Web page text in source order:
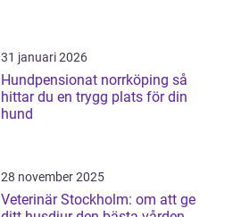
31 januari 2026
Hundpensionat norrköping så
hittar du en trygg plats för din
hund
28 november 2025
Veterinär Stockholm: om att ge